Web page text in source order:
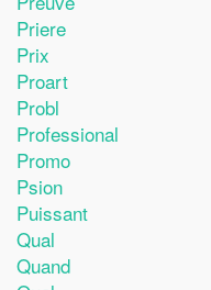
Priere
Prix
Proart
Probl
Professional
Promo
Psion
Puissant
Qual
Quand